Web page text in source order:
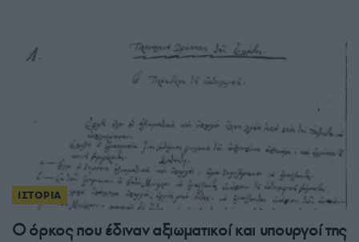
ΙΣΤΟΡΙΑ
Ο όρκος που έδιναν αξιωματικοί και υπουργοί της